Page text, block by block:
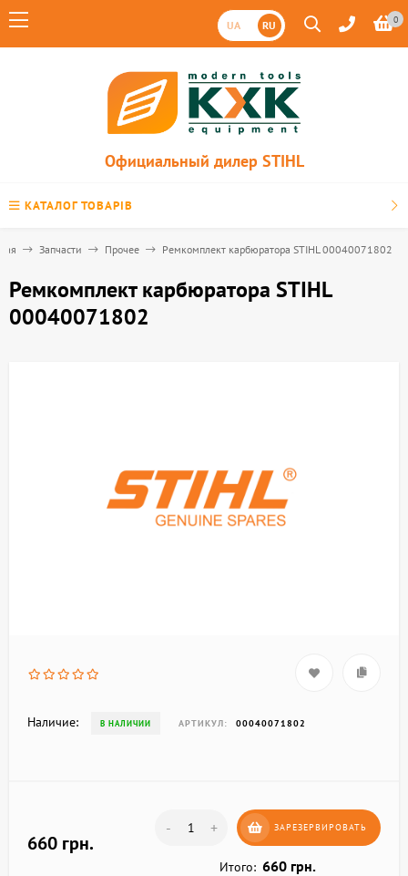
UA RU 0
Официальный дилер STIHL
КАТАЛОГ ТОВАРІВ
Запчасти Прочее Ремкомплект карбюратора STIHL 00040071802
Ремкомплект карбюратора STIHL
00040071802
Наличие: В НАЛИЧИИ АРТИКУЛ: 00040071802
660 грн.
- + ЗАРЕЗЕРВИРОВАТЬ
Итого: 660 грн.